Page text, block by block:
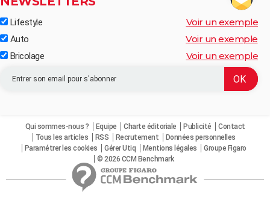
Lifestyle Voir un exemple
Auto Voir un exemple
Bricolage Voir un exemple
Qui sommes-nous ? Equipe Charte éditoriale Publicité
Contact
Tous les articles
RSS Recrutement
Données personnelles
Paramétrer les cookies
Gérer Utiq Mentions légales
Groupe Figaro
© 2026 CCM Benchmark